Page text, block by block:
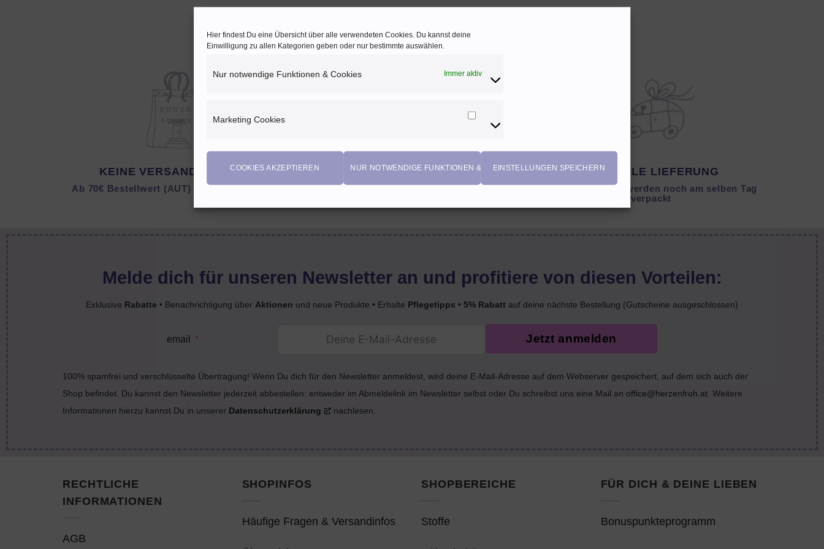
Hier findest Du eine Übersicht über alle verwendeten Cookies. Du kannst deine
Einwilligung zu allen Kategorien geben oder nur bestimmte auswählen.
Nur notwendige Funktionen & Cookies Immer aktiv
Marketing Cookies
Marketing
COOKIES AKZEPTIEREN NUR NOTWENDIGE FUNKTIONEN & COOKIESEINSTELLUNGEN SPEICHERN
KEINE VERSANDKOSTEN
Ab 70€ Bestellwert (AUT) bzw. 150 € (DEU)
EIGENPRODUKTIONEN
Einzigartige Stoffdesigns von Herzenfroh
SCHNELLE LIEFERUNG
Lagernde Artikel werden noch am selben Tag
verpackt
Melde dich für unseren Newsletter an und profitiere von diesen Vorteilen:
Exklusive Rabatte • Benachrichtigung über Aktionen und neue Produkte • Erhalte Pflegetipps • 5% Rabatt auf deine nächste Bestellung (Gutscheine ausgeschlossen)
email Jetzt anmelden
100% spamfrei und verschlüsselte Übertragung! Wenn Du dich für den Newsletter anmeldest, wird deine E-Mail-Adresse auf dem Webserver gespeichert, auf dem sich auch der
Shop befindet. Du kannst den Newsletter jederzeit abbestellen: entweder im Abmeldelink im Newsletter selbst oder Du schreibst uns eine Mail an office@herzenfroh.at . Weitere
Informationen hierzu kannst Du in unserer Datenschutzerklärung nachlesen.
RECHTLICHE
INFORMATIONEN
AGB
SHOPINFOS
Häufige Fragen & Versandinfos
SHOPBEREICHE
Stoffe
FÜR DICH & DEINE LIEBEN
Bonuspunkteprogramm